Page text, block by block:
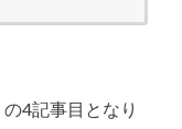
4記事目となり